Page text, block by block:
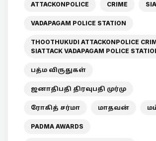
ATTACKONPOLICE CRIME
VADAPAGAM POLICE STATION
THOOTHUKUDI ATTACKONPOLICE
SIATTACK VADAPAGAM POLICE
பத்ம விருதுகள்
ஜனாதிபதி திரவுபதி முர்மு
ரோகித் சர்மா மாதவன்
PADMA AWARDS